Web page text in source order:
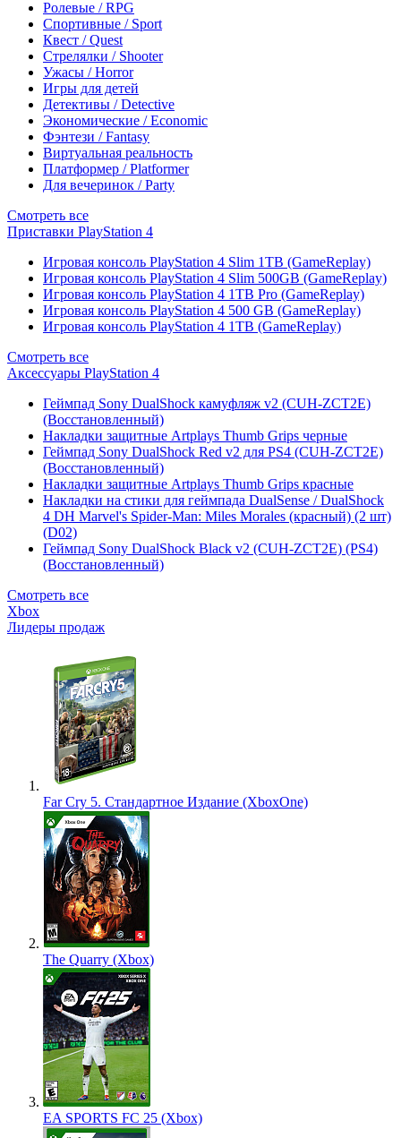
Ролевые / RPG
Спортивные / Sport
Квест / Quest
Стрелялки / Shooter
Ужасы / Horror
Игры для детей
Детективы / Detective
Экономические / Economic
Фэнтези / Fantasy
Виртуальная реальность
Платформер / Platformer
Для вечеринок / Party
Смотреть все
Приставки PlayStation 4
Игровая консоль PlayStation 4 Slim 1TB (GameReplay)
Игровая консоль PlayStation 4 Slim 500GB (GameReplay)
Игровая консоль PlayStation 4 1TB Pro (GameReplay)
Игровая консоль PlayStation 4 500 GB (GameReplay)
Игровая консоль PlayStation 4 1TB (GameReplay)
Смотреть все
Аксессуары PlayStation 4
Геймпад Sony DualShock камуфляж v2 (CUH-ZCT2E)
(Восстановленный)
Накладки защитные Artplays Thumb Grips черные
Геймпад Sony DualShock Red v2 для PS4 (CUH-ZCT2E)
(Восстановленный)
Накладки защитные Artplays Thumb Grips красные
Накладки на стики для геймпада DualSense / DualShock
4 DH Marvel's Spider-Man: Miles Morales (красный) (2 шт)
(D02)
Геймпад Sony DualShock Black v2 (CUH-ZCT2E) (PS4)
(Восстановленный)
Смотреть все
Xbox
Лидеры продаж
Far Cry 5. Стандартное Издание (XboxOne)
The Quarry (Xbox)
EA SPORTS FC 25 (Xbox)